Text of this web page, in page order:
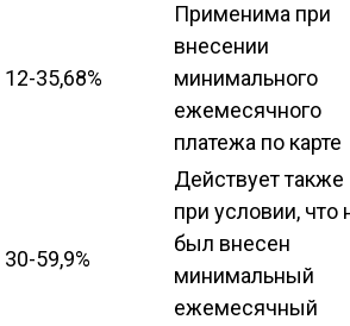
12-35,68%
Применима при
внесении
минимального
ежемесячного
платежа по карте
30-59,9%
Действует также
при условии, что
был внесен
минимальный
ежемесячный